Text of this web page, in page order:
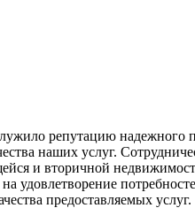
репутацию надежного
наших услуг.
и вторичной
удовлетворение
предоставляемых услуг.